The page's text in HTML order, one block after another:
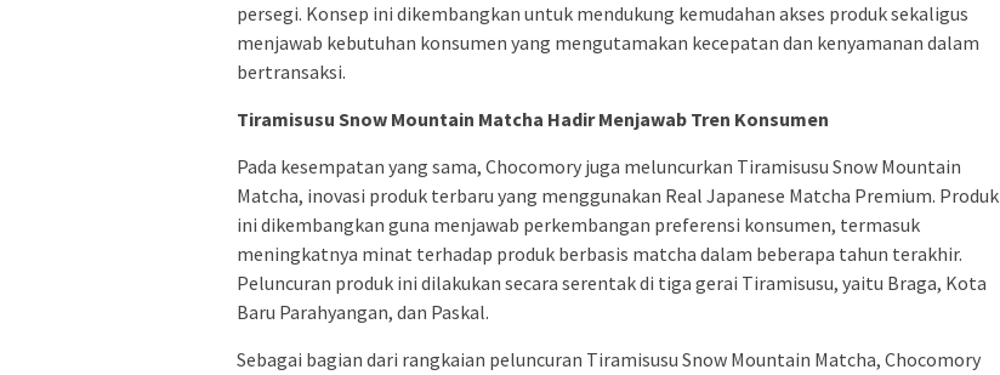
persegi. Konsep ini dikembangkan untuk mendukung kemudahan akses produk sekaligus
menjawab kebutuhan konsumen yang mengutamakan kecepatan dan kenyamanan dalam
bertransaksi.
Tiramisusu Snow Mountain Matcha Hadir Menjawab Tren Konsumen
Pada kesempatan yang sama, Chocomory juga meluncurkan Tiramisusu Snow Mountain
Matcha, inovasi produk terbaru yang menggunakan Real Japanese Matcha Premium. Produk
ini dikembangkan guna menjawab perkembangan preferensi konsumen, termasuk
meningkatnya minat terhadap produk berbasis matcha dalam beberapa tahun terakhir.
Peluncuran produk ini dilakukan secara serentak di tiga gerai Tiramisusu, yaitu Braga, Kota
Baru Parahyangan, dan Paskal.
Sebagai bagian dari rangkaian peluncuran Tiramisusu Snow Mountain Matcha, Chocomory